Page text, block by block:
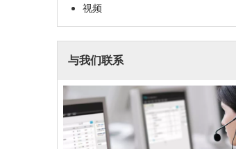
视频
与我们联系